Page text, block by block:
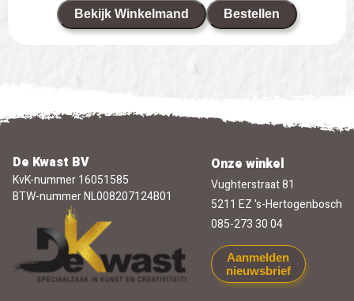
Bekijk Winkelmand Bestellen
De Kwast BV
KvK-nummer 16051585
BTW-nummer NL008207124B01
Onze winkel
Vughterstraat 81
5211 EZ 's-Hertogenbosch
085-273 30 04
Aanmelden
nieuwsbrief